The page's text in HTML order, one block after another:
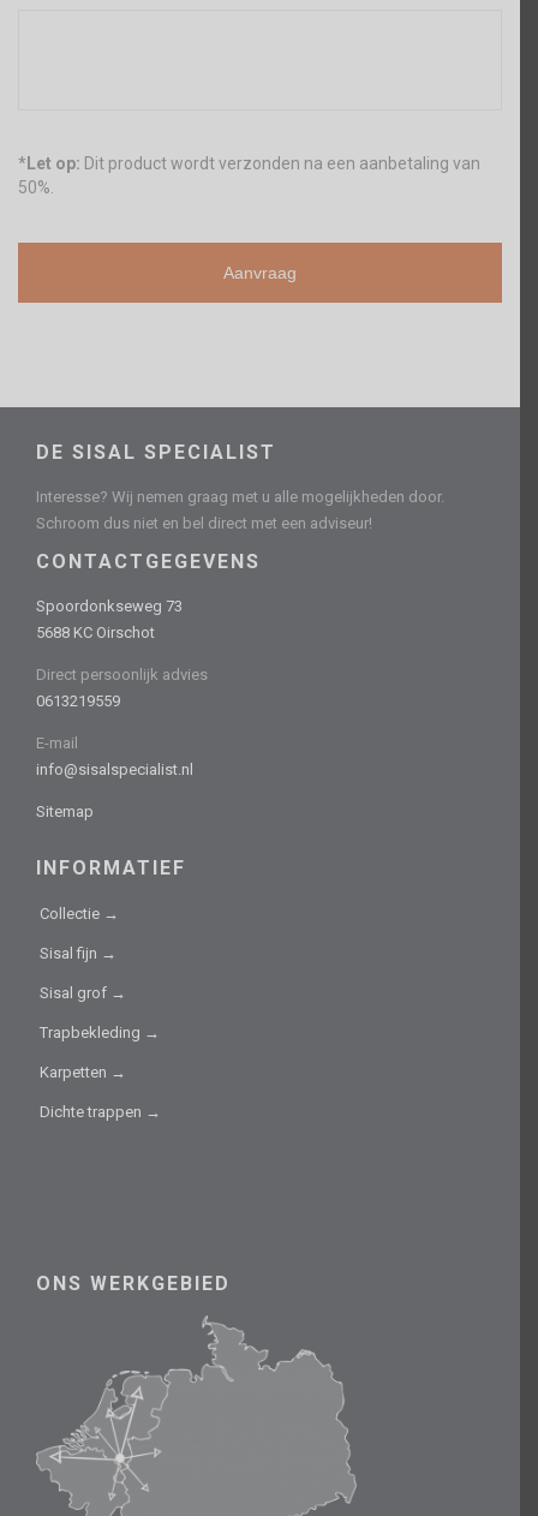
* Let op: Dit product wordt verzonden na een aanbetaling van
50%.
DE SISAL SPECIALIST
Interesse? Wij nemen graag met u alle mogelijkheden door.
Schroom dus niet en bel direct met een adviseur!
CONTACTGEGEVENS
Spoordonkseweg 73
5688 KC Oirschot
Direct persoonlijk advies
0613219559
E-mail
info@sisalspecialist.nl
Sitemap
INFORMATIEF
Collectie →
Sisal fijn →
Sisal grof →
Trapbekleding →
Karpetten →
Dichte trappen →
ONS WERKGEBIED